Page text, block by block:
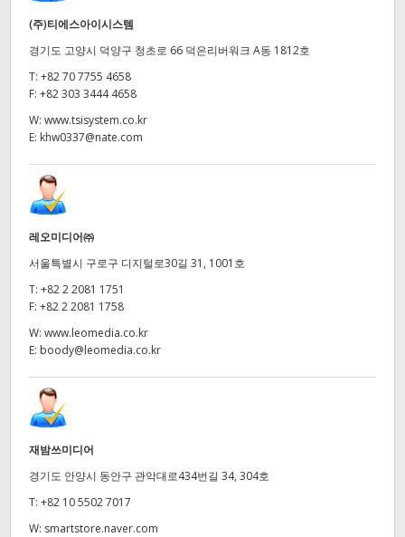
(주)티에스아이시스템
경기도 고양시 덕양구 청초로 66 덕은리버워크 A동 1812호
T: +82 70 7755 4658
F: +82 303 3444 4658
W: www.tsisystem.co.kr
E: khw0337@nate.com
레오미디어㈜
서울특별시 구로구 디지털로30길 31, 1001호
T: +82 2 2081 1751
F: +82 2 2081 1758
W: www.leomedia.co.kr
E: boody@leomedia.co.kr
재밤쓰미디어
경기도 안양시 동안구 관악대로434번길 34, 304호
T: +82 10 5502 7017
W: smartstore.naver.com